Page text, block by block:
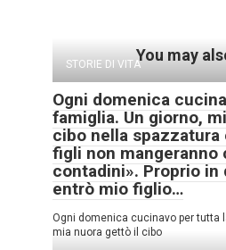
You may
STORIE DI VITA
Ogni domenica
famiglia. Un giorno,
cibo nella spazzatura
figli non mangeranno
contadini». Proprio in
entrò mio figlio…
Ogni domenica cucinavo per tutta
mia nuora gettò il cibo